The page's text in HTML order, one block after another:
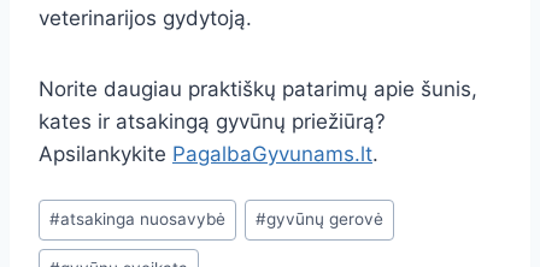
veterinarijos gydytoją.
Norite daugiau praktiškų patarimų apie šunis,
kates ir atsakingą gyvūnų priežiūrą?
Apsilankykite PagalbaGyvunams.lt.
Post
Tags:
#atsakinga nuosavybė #gyvūnų gerovė